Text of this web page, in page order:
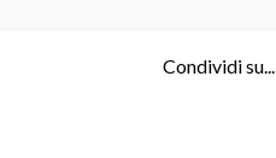
Condividi su...